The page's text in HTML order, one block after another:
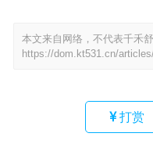
本文来自网络，不代表千禾
https://dom.kt531.cn/
打赏